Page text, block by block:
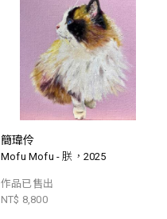
簡瑋伶
Mofu Mofu - 朕，2025
作品已售出
NT$ 8,800